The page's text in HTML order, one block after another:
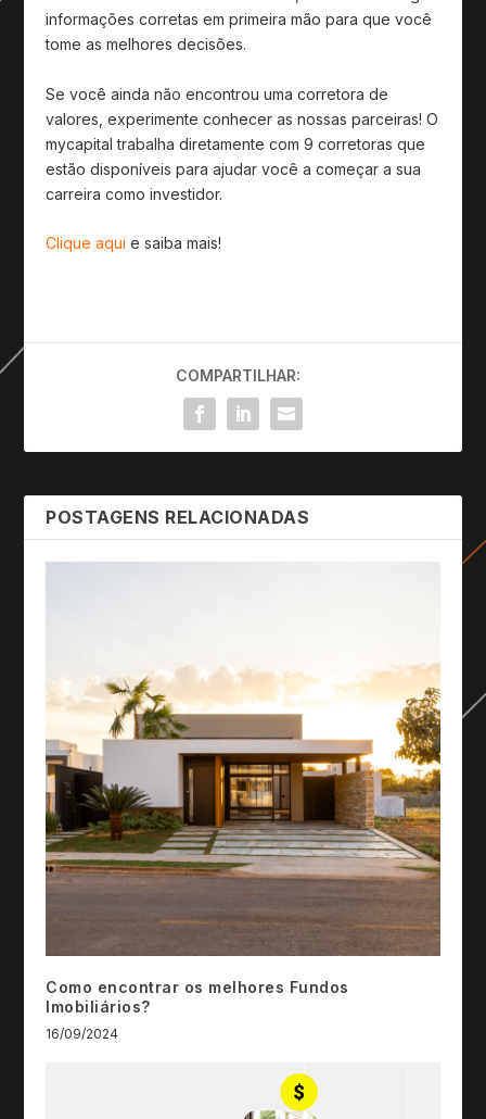
informações corretas em primeira mão para que você
tome as melhores decisões.
Se você ainda não encontrou uma corretora de
valores, experimente conhecer as nossas parceiras! O
mycapital trabalha diretamente com 9 corretoras que
estão disponíveis para ajudar você a começar a sua
carreira como investidor.
Clique aqui e saiba mais!
COMPARTILHAR:
POSTAGENS RELACIONADAS
Como encontrar os melhores Fundos
Imobiliários?
16/09/2024